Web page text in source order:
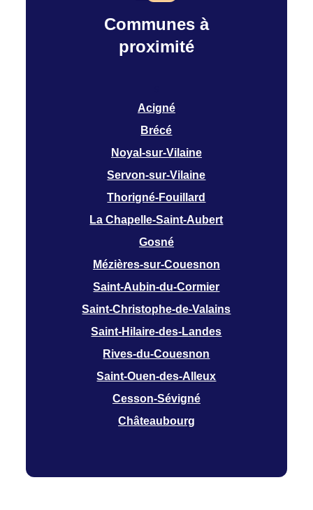
Communes à
proximité
Acigné
Brécé
Noyal-sur-Vilaine
Servon-sur-Vilaine
Thorigné-Fouillard
La Chapelle-Saint-Aubert
Gosné
Mézières-sur-Couesnon
Saint-Aubin-du-Cormier
Saint-Christophe-de-Valains
Saint-Hilaire-des-Landes
Rives-du-Couesnon
Saint-Ouen-des-Alleux
Cesson-Sévigné
Châteaubourg